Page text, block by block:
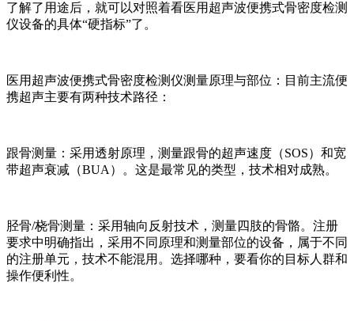
了解了用途后，就可以对照着看医用超声波便携式骨密度检测
仪设备的具体“硬指标”了。
医用超声波便携式骨密度检测仪测量原理与部位：目前主流便
携超声主要有两种技术路径：
跟骨测量：采用透射原理，测量跟骨的超声速度（SOS）和宽
带超声衰减（BUA）。这是最常见的类型，技术相对成熟。
胫骨/桡骨测量：采用轴向反射技术，测量四肢的骨骼。注册
要求中明确指出，采用不同原理和测量部位的设备，属于不同
的注册单元，技术不能混用。选择哪种，要看你的目标人群和
操作便利性。